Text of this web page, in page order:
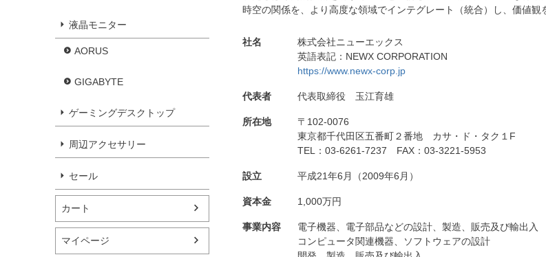
液晶モニター
AORUS
GIGABYTE
ゲーミングデスクトップ
周辺アクセサリー
セール
カート
マイページ
時空の関係を、より高度な領域でインテグレート（統合）し、価値観
社名
株式会社ニューエックス
英語表記：NEWX CORPORATION
https://www.newx-corp.jp
代表者 代表取締役 玉江育雄
所在地
〒102-0076
東京都千代田区五番町２番地 カサ・ド・タク１F
TEL：03-6261-7237 FAX：03-3221-5953
設立 平成21年6月（2009年6月）
資本金 1,000万円
事業内容
電子機器、電子部品などの設計、製造、販売及び輸出入
コンピュータ関連機器、ソフトウェアの設計